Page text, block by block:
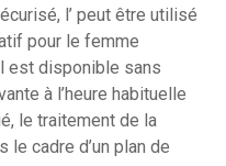
l’ peut être utilisé
pour le femme
est disponible sans
à l’heure habituelle
le traitement de la
cadre d’un plan de